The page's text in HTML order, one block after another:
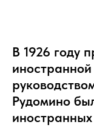
В 1926 году
Рудомино